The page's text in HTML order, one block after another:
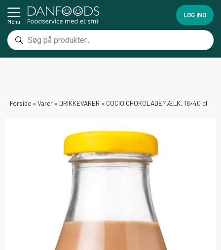
Menu
LOG IND
Forside » Varer » DRIKKEVARER » COCIO CHOKOLADEMÆLK, 18×40 cl